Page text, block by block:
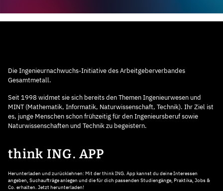
Die Ingenieurnachwuchs-Initiative des Arbeitgeberverbandes
Gesamtmetall.
Seit 1998 widmet sie sich bereits den Themen Ingenieurwesen und
MINT (Mathematik, Informatik, Naturwissenschaft, Technik). Ihr Ziel ist
es, junge Menschen schon frühzeitig für den Ingenieursberuf sowie
Naturwissenschaften und Technik zu begeistern.
think ING. APP
Herunterladen und zurücklehnen: Mit der think ING. App kannst du deine Interessen
angeben, Suchaufträge anlegen und die für dich passenden Studiengänge, Praktika, Jobs &
Co. erhalten. Jetzt herunterladen!